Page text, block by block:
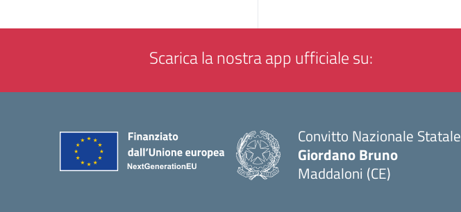
Scarica la nostra app ufficiale su:
Convitto Nazionale Statale
Giordano Bruno
Maddaloni (CE)